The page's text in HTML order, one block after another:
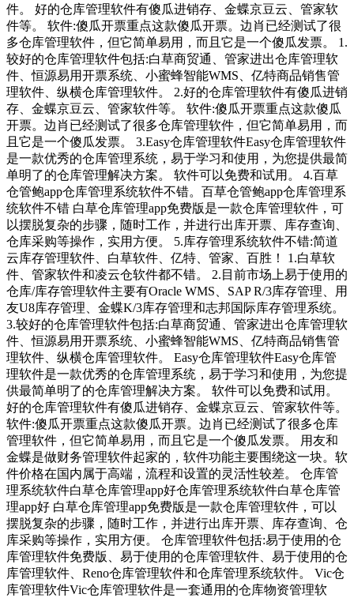
件。 好的仓库管理软件有傻瓜进销存、金蝶京豆云、管家软
件等。 软件:傻瓜开票重点这款傻瓜开票。边肖已经测试了很
多仓库管理软件，但它简单易用，而且它是一个傻瓜发票。 1.
较好的仓库管理软件包括:白草商贸通、管家进出仓库管理软
件、恒源易用开票系统、小蜜蜂智能WMS、亿特商品销售管
理软件、纵横仓库管理软件。 2.好的仓库管理软件有傻瓜进销
存、金蝶京豆云、管家软件等。 软件:傻瓜开票重点这款傻瓜
开票。边肖已经测试了很多仓库管理软件，但它简单易用，而
且它是一个傻瓜发票。 3.Easy仓库管理软件Easy仓库管理软件
是一款优秀的仓库管理系统，易于学习和使用，为您提供最简
单明了的仓库管理解决方案。 软件可以免费和试用。 4.百草
仓管鲍app仓库管理系统软件不错。百草仓管鲍app仓库管理系
统软件不错 白草仓库管理app免费版是一款仓库管理软件，可
以摆脱复杂的步骤，随时工作，并进行出库开票、库存查询、
仓库采购等操作，实用方便。 5.库存管理系统软件不错:简道
云库存管理软件、白草软件、亿特、管家、百胜！ 1.白草软
件、管家软件和凌云仓软件都不错。 2.目前市场上易于使用的
仓库/库存管理软件主要有Oracle WMS、SAP R/3库存管理、用
友U8库存管理、金蝶K/3库存管理和志邦国际库存管理系统。
3.较好的仓库管理软件包括:白草商贸通、管家进出仓库管理软
件、恒源易用开票系统、小蜜蜂智能WMS、亿特商品销售管
理软件、纵横仓库管理软件。 Easy仓库管理软件Easy仓库管
理软件是一款优秀的仓库管理系统，易于学习和使用，为您提
供最简单明了的仓库管理解决方案。 软件可以免费和试用。
好的仓库管理软件有傻瓜进销存、金蝶京豆云、管家软件等。
软件:傻瓜开票重点这款傻瓜开票。边肖已经测试了很多仓库
管理软件，但它简单易用，而且它是一个傻瓜发票。 用友和
金蝶是做财务管理软件起家的，软件功能主要围绕这一块。软
件价格在国内属于高端，流程和设置的灵活性较差。 仓库管
理系统软件白草仓库管理app好仓库管理系统软件白草仓库管
理app好 白草仓库管理app免费版是一款仓库管理软件，可以
摆脱复杂的步骤，随时工作，并进行出库开票、库存查询、仓
库采购等操作，实用方便。 仓库管理软件包括:易于使用的仓
库管理软件免费版、易于使用的仓库管理软件、易于使用的仓
库管理软件、Reno仓库管理软件和仓库管理系统软件。 Vic仓
库管理软件Vic仓库管理软件是一套通用的仓库物资管理软